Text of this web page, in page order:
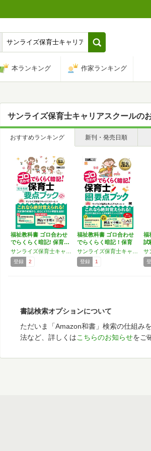
本ランキング 作家ランキング
サンライズ保育士キャリアスクールの
おすすめランキング 新刊・発売日順
福祉教科書 ゴロ合わせ
でらくらく暗記! 保育…
登録 2
福祉教科書 ゴロ合わせ
でらくらく暗記！保育
士…
登録 1
福
試
書誌検索オプションについて
ただいま「Amazon和書」検索の仕組み
法など、詳しくはこちらのお知らせをご